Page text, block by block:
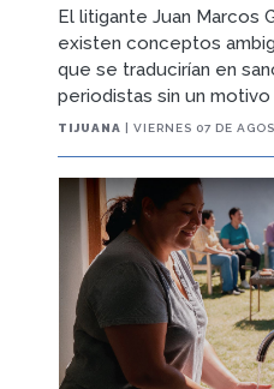
El litigante Juan Marcos
existen conceptos
que se traducirían en
periodistas sin un motivo
TIJUANA | VIERNES 07 DE